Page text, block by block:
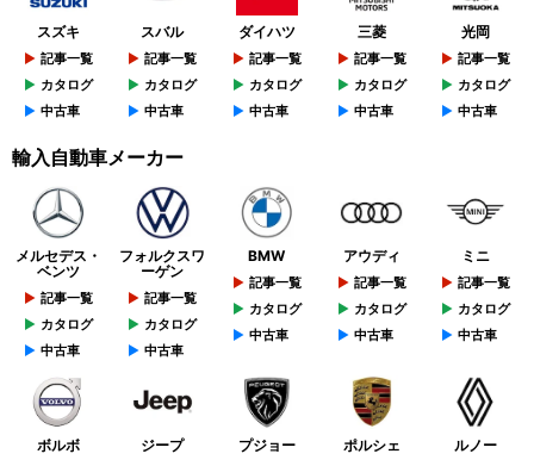
スズキ
記事一覧
カタログ
中古車
スバル
記事一覧
カタログ
中古車
ダイハツ
記事一覧
カタログ
中古車
三菱
記事一覧
カタログ
中古車
光岡
記事一覧
カタログ
中古車
輸入自動車メーカー
メルセデス・
ベンツ
記事一覧
カタログ
中古車
フォルクスワ
ーゲン
記事一覧
カタログ
中古車
BMW
記事一覧
カタログ
中古車
アウディ
記事一覧
カタログ
中古車
ミニ
記事一覧
カタログ
中古車
ボルボ ジープ プジョー ポルシェ ルノー